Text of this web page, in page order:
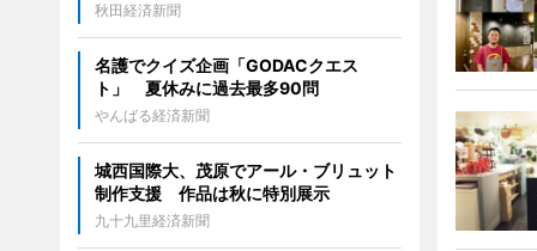
秋田経済新聞
名護でクイズ企画「GODACクエス
ト」 夏休みに過去最多90問
やんばる経済新聞
城西国際大、茂原でアール・ブリュット
制作支援 作品は秋に特別展示
九十九里経済新聞